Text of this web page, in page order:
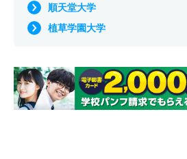
順天堂大学
植草学園大学